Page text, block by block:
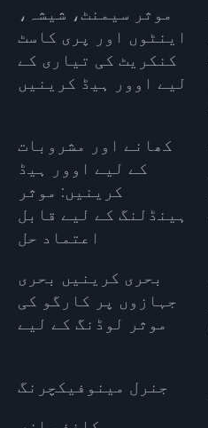
موثر سیمنٹ، شیشہ،
اینٹوں اور پری کاسٹ
کنکریٹ کی تیاری کے
لیے اوور ہیڈ کرینیں
کھانے اور مشروبات
کے لیے اوور ہیڈ
کرینیں: موثر
ہینڈلنگ کے لیے قابل
اعتماد حل
بحری کرینیں بحری
جہازوں پر کارگو کی
موثر لوڈنگ کے لیے
جنرل مینوفیکچرنگ